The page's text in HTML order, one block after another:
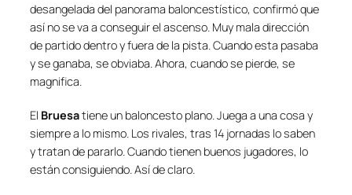
desangelada del panorama baloncestístico, confirmó que
así no se va a conseguir el ascenso. Muy mala dirección
de partido dentro y fuera de la pista. Cuando esta pasaba
y se ganaba, se obviaba. Ahora, cuando se pierde, se
magnifica.
El Bruesatiene un baloncesto plano. Juega a una cosa y
siempre a lo mismo. Los rivales, tras 14 jornadas lo saben
y tratan de pararlo. Cuando tienen buenos jugadores, lo
están consiguiendo. Así de claro.